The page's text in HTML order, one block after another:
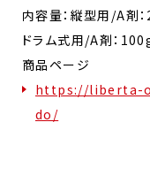
内容量：縦型用/A剤
ドラム式用/A剤：
商品ページ
https://liberta-
do/